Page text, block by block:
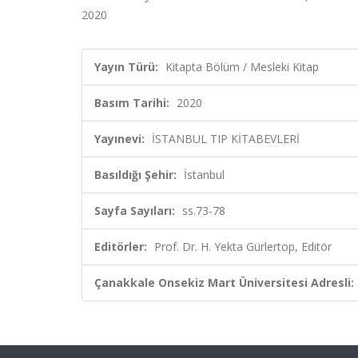
2020
Yayın Türü: Kitapta Bölüm / Mesleki Kitap
Basım Tarihi: 2020
Yayınevi: İSTANBUL TIP KİTABEVLERİ
Basıldığı Şehir: İstanbul
Sayfa Sayıları: ss.73-78
Editörler: Prof. Dr. H. Yekta Gürlertop, Editör
Çanakkale Onsekiz Mart Üniversitesi Adresli: